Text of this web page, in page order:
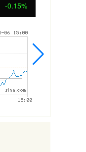
-0.15%